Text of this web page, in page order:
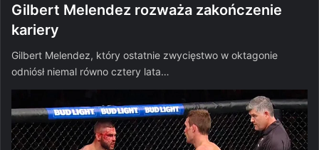
Gilbert Melendez rozważa zakończenie
kariery
Gilbert Melendez, który ostatnie zwycięstwo w oktagonie
odniósł niemal równo cztery lata…